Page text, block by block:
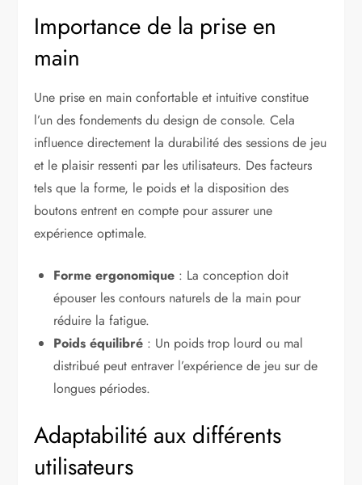
Importance de la prise en
main
Une prise en main confortable et intuitive constitue
l’un des fondements du design de console. Cela
influence directement la durabilité des sessions de jeu
et le plaisir ressenti par les utilisateurs. Des facteurs
tels que la forme, le poids et la disposition des
boutons entrent en compte pour assurer une
expérience optimale.
Forme ergonomique : La conception doit
épouser les contours naturels de la main pour
réduire la fatigue.
Poids équilibré : Un poids trop lourd ou mal
distribué peut entraver l’expérience de jeu sur de
longues périodes.
Adaptabilité aux différents
utilisateurs